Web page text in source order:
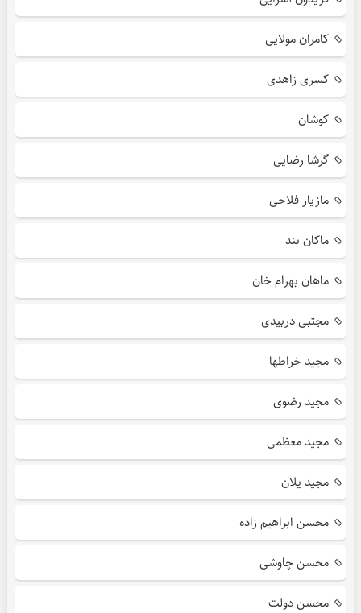
کامران مولایی
کسری زاهدی
کوشان
گرشا رضایی
مازیار فلاحی
ماکان بند
ماهان بهرام خان
مجتبی دربیدی
مجید خراطها
مجید رضوی
مجید معظمی
مجید یلان
محسن ابراهیم زاده
محسن چاوشی
محسن دولت